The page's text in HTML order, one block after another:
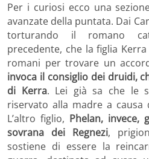
Per i curiosi ecco una
avanzate della puntata. Dai
torturando il romano
precedente, che la figlia
romani per trovare un
invoca il consiglio dei druidi,
di Kerra. Lei già sa che le
riservato alla madre a causa
L’altro figlio, Phelan, invece,
sovrana dei Regnezi,
sostiene di essere la